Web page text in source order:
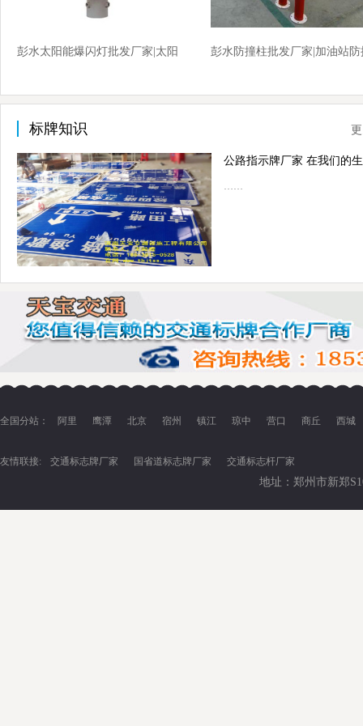
彭水太阳能爆闪灯批发厂家|太阳
彭水防撞柱批发厂家|加油站防
标牌知识
……
全国分站： 阿里 鹰潭 北京 宿州 镇江 琼中 营口 商丘 西城
友情联接: 交通标志牌厂家 国省道标志牌厂家 交通标志杆厂家
地址：郑州市新郑